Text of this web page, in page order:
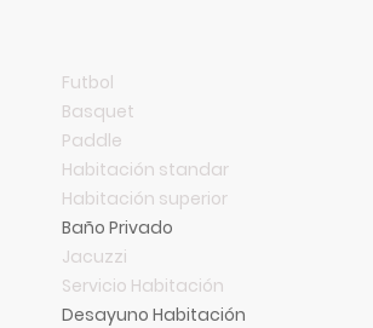
Futbol
Basquet
Paddle
Habitación standar
Habitación superior
Baño Privado
Jacuzzi
Servicio Habitación
Desayuno Habitación